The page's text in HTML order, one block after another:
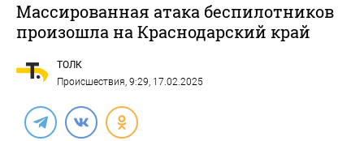
Массированная атака беспилотников
произошла на Краснодарский край
ТОЛК
Происшествия, 9:29, 17.02.2025